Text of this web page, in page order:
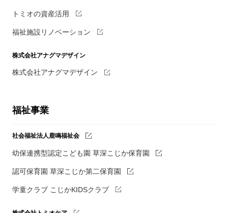
トミオの資産活用
福祉施設リノベーション
株式会社アナグマデザイン
株式会社アナグマデザイン
福祉事業
社会福祉法人鹿鳴福祉会
幼保連携型認定こども園 草深こじか保育園
認可保育園 草深こじか第二保育園
学童クラブ こじかKIDSクラブ